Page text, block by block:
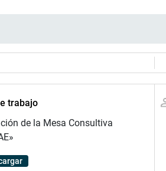
trabajo
de la Mesa Consultiva